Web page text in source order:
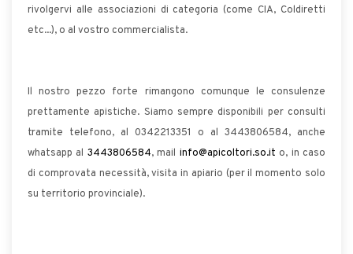
rivolgervi alle associazioni di categoria (come CIA, Coldiretti
etc...), o al vostro commercialista.
Il nostro pezzo forte rimangono comunque le consulenze
prettamente apistiche. Siamo sempre disponibili per consulti
tramite telefono, al 0342213351 o al 3443806584, anche
whatsapp al 3443806584, mail info@apicoltori.so.it o, in caso
di comprovata necessità, visita in apiario (per il momento solo
su territorio provinciale).